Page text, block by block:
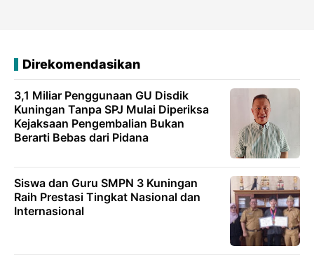
Direkomendasikan
3,1 Miliar Penggunaan GU Disdik
Kuningan Tanpa SPJ Mulai Diperiksa
Kejaksaan Pengembalian Bukan
Berarti Bebas dari Pidana
Siswa dan Guru SMPN 3 Kuningan
Raih Prestasi Tingkat Nasional dan
Internasional